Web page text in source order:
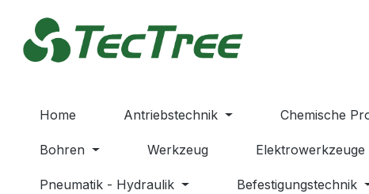
Hauptinhalt springen
Zur Suche springen
Zur Hauptnavigation springen
Home Antriebstechnik Chemische
Bohren Werkzeug Elektrowerkzeuge
Pneumatik - Hydraulik Befestigungstechnik